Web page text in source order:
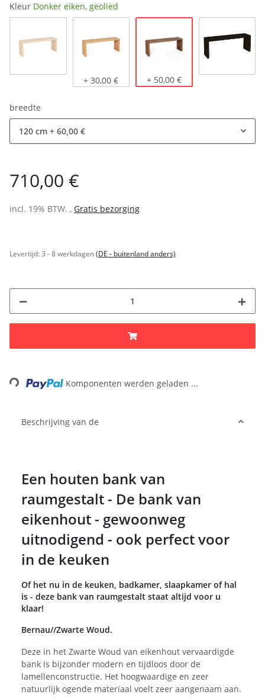
Kleur Donker eiken, geolied
Eikenhout naturelLicht eiken, geolied
+ 30,00 € Donker eiken, geolied
+ 50,00 €
breedte
120 cm + 60,00 €
710,00 €
incl. 19% BTW. , Gratis bezorging
Levertijd:3 - 8 werkdagen(DE - buitenland anders)
Loading... Komponenten werden geladen ...
Beschrijving van de
Een houten bank van
raumgestalt - De bank van
eikenhout - gewoonweg
uitnodigend - ook perfect voor
in de keuken
Of het nu in de keuken, badkamer, slaapkamer of hal
is - deze bank van raumgestalt staat altijd voor u
klaar!
Bernau//Zwarte Woud.
Deze in het Zwarte Woud van eikenhout vervaardigde
bank is bijzonder modern en tijdloos door de
lamellenconstructie. Het hoogwaardige en zeer
natuurlijk ogende materiaal voelt zeer aangenaam aan.